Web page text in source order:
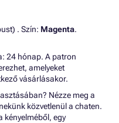
. Szín: Magenta.
24 hónap. A patron
amelyeket
vásárlásakor.
Nézze meg a
közvetlenül a chaten.
kényelméből, egy